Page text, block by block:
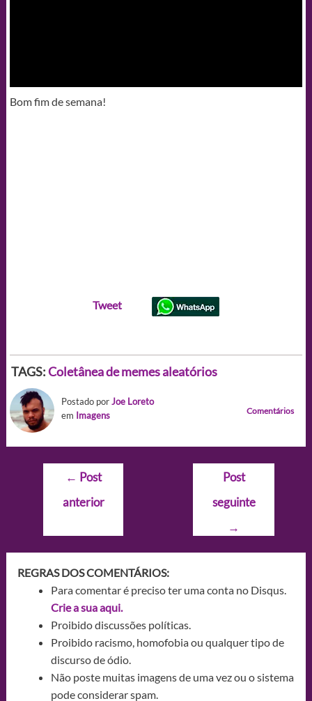
Bom fim de semana!
Tweet
TAGS:Coletânea de memes aleatórios
Postado porJoe Loreto
em Imagens Comentários
Navegação
Post
← Post
anterior
Post
seguinte
→
REGRAS DOS COMENTÁRIOS:
Para comentar é preciso ter uma conta no Disqus.
Crie a sua aqui.
Proibido discussões políticas.
Proibido racismo, homofobia ou qualquer tipo de
discurso de ódio.
Não poste muitas imagens de uma vez ou o sistema
pode considerar spam.